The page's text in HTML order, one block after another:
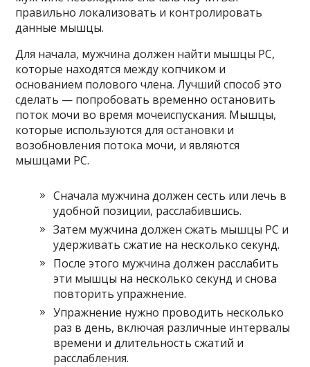
правильно локализовать и контролировать
данные мышцы.
Для начала, мужчина должен найти мышцы PC,
которые находятся между копчиком и
основанием полового члена. Лучший способ это
сделать — попробовать временно остановить
поток мочи во время мочеиспускания. Мышцы,
которые используются для остановки и
возобновления потока мочи, и являются
мышцами PC.
Сначала мужчина должен сесть или лечь в
удобной позиции, расслабившись.
Затем мужчина должен сжать мышцы PC и
удерживать сжатие на несколько секунд.
После этого мужчина должен расслабить
эти мышцы на несколько секунд и снова
повторить упражнение.
Упражнение нужно проводить несколько
раз в день, включая различные интервалы
времени и длительность сжатий и
расслабления.